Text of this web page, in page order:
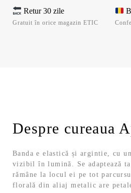
Retur 30 zile
Gratuit în orice magazin ETIC
Despre cureaua
Banda e elastică și argintie, cu
vizibil în lumină. Se adaptează
rămâne la locul ei pe tot
florală din aliaj metalic are